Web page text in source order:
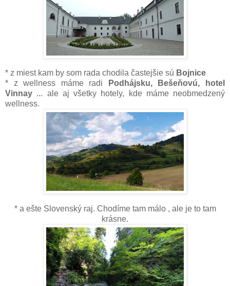
* z miest kam by som rada chodila častejšie sú Bojnice
* z wellness máme radi Podhájsku, Bešeňovú, hotel
Vinnay ... ale aj všetky hotely, kde máme neobmedzený
wellness.
* a ešte Slovenský raj. Chodíme tam málo , ale je to tam
krásne.